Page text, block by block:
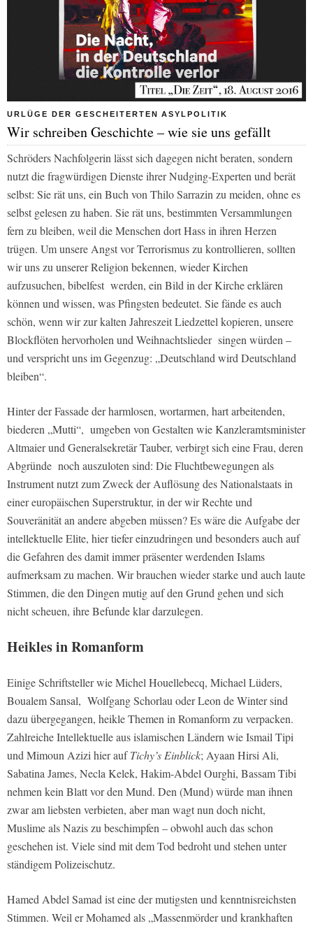
URLÜGE DER GESCHEITERTEN ASYLPOLITIK
Wir schreiben Geschichte – wie sie uns gefällt
Schröders Nachfolgerin lässt sich dagegen nicht beraten, sondern
nutzt die fragwürdigen Dienste ihrer Nudging-Experten und berät
selbst: Sie rät uns, ein Buch von Thilo Sarrazin zu meiden, ohne es
selbst gelesen zu haben. Sie rät uns, bestimmten Versammlungen
fern zu bleiben, weil die Menschen dort Hass in ihren Herzen
trügen. Um unsere Angst vor Terrorismus zu kontrollieren, sollten
wir uns zu unserer Religion bekennen, wieder Kirchen
aufzusuchen, bibelfest werden, ein Bild in der Kirche erklären
können und wissen, was Pfingsten bedeutet. Sie fände es auch
schön, wenn wir zur kalten Jahreszeit Liedzettel kopieren, unsere
Blockflöten hervorholen und Weihnachtslieder singen würden –
und verspricht uns im Gegenzug: „Deutschland wird Deutschland
bleiben“.
Hinter der Fassade der harmlosen, wortarmen, hart arbeitenden,
biederen „Mutti“, umgeben von Gestalten wie Kanzleramtsminister
Altmaier und Generalsekretär Tauber, verbirgt sich eine Frau, deren
Abgründe noch auszuloten sind: Die Fluchtbewegungen als
Instrument nutzt zum Zweck der Auflösung des Nationalstaats in
einer europäischen Superstruktur, in der wir Rechte und
Souveränität an andere abgeben müssen? Es wäre die Aufgabe der
intellektuelle Elite, hier tiefer einzudringen und besonders auch auf
die Gefahren des damit immer präsenter werdenden Islams
aufmerksam zu machen. Wir brauchen wieder starke und auch laute
Stimmen, die den Dingen mutig auf den Grund gehen und sich
nicht scheuen, ihre Befunde klar darzulegen.
Heikles in Romanform
Einige Schriftsteller wie Michel Houellebecq, Michael Lüders,
Boualem Sansal, Wolfgang Schorlau oder Leon de Winter sind
dazu übergegangen, heikle Themen in Romanform zu verpacken.
Zahlreiche Intellektuelle aus islamischen Ländern wie Ismail Tipi
und Mimoun Azizi hier aufTichy’s Einblick; Ayaan Hirsi Ali,
Sabatina James, Necla Kelek, Hakim-Abdel Ourghi, Bassam Tibi
nehmen kein Blatt vor den Mund. Den (Mund) würde man ihnen
zwar am liebsten verbieten, aber man wagt nun doch nicht,
Muslime als Nazis zu beschimpfen – obwohl auch das schon
geschehen ist. Viele sind mit dem Tod bedroht und stehen unter
ständigem Polizeischutz.
Hamed Abdel Samad ist eine der mutigsten und kenntnisreichsten
Stimmen. Weil er Mohamed als „Massenmörder und krankhaften